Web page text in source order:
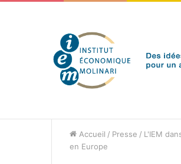
Accueil / Presse / L'IEM
en Europe